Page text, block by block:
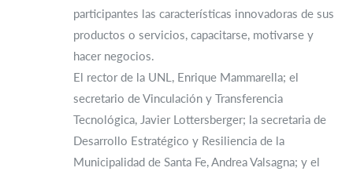
participantes las características innovadoras de sus
productos o servicios, capacitarse, motivarse y
hacer negocios.
El rector de la UNL, Enrique Mammarella; el
secretario de Vinculación y Transferencia
Tecnológica, Javier Lottersberger; la secretaria de
Desarrollo Estratégico y Resiliencia de la
Municipalidad de Santa Fe, Andrea Valsagna; y el